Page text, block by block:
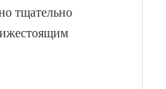
тщательно